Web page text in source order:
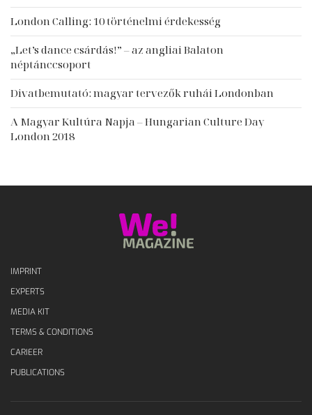
London Calling: 10 történelmi érdekesség
„Let’s dance csárdás!” – az angliai Balaton
néptánccsoport
Divatbemutató: magyar tervezők ruhái Londonban
A Magyar Kultúra Napja – Hungarian Culture Day
London 2018
IMPRINT
EXPERTS
MEDIA KIT
TERMS & CONDITIONS
CARIEER
PUBLICATIONS